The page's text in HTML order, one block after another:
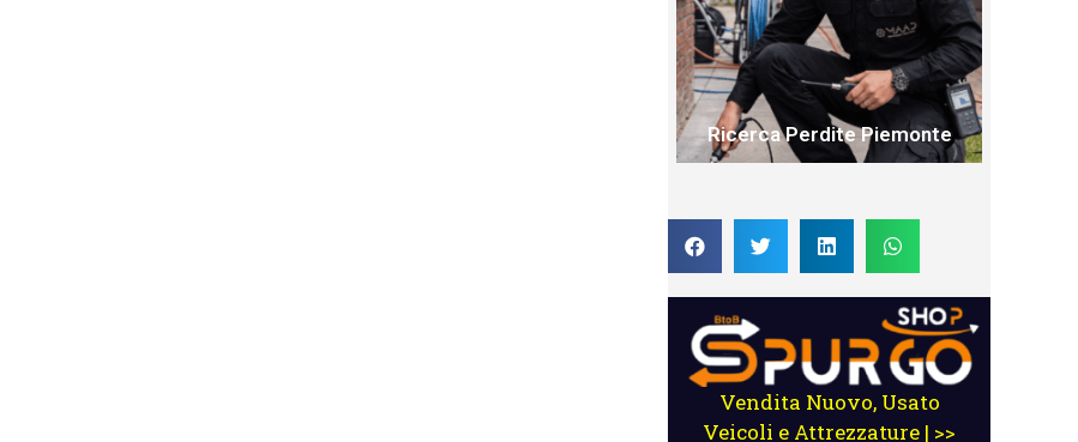
Ricerca Perdite Piemonte
Vendita Nuovo, Usato
Veicoli e Attrezzature | >>